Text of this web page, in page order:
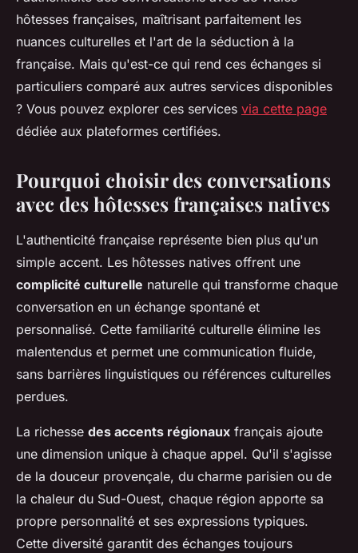
hôtesses françaises, maîtrisant parfaitement les
nuances culturelles et l'art de la séduction à la
française. Mais qu'est-ce qui rend ces échanges si
particuliers comparé aux autres services disponibles
? Vous pouvez explorer ces services via cette page
dédiée aux plateformes certifiées.
Pourquoi choisir des conversations
avec des hôtesses françaises natives
L'authenticité française représente bien plus qu'un
simple accent. Les hôtesses natives offrent une
complicité culturelle naturelle qui transforme chaque
conversation en un échange spontané et
personnalisé. Cette familiarité culturelle élimine les
malentendus et permet une communication fluide,
sans barrières linguistiques ou références culturelles
perdues.
La richesse des accents régionaux français ajoute
une dimension unique à chaque appel. Qu'il s'agisse
de la douceur provençale, du charme parisien ou de
la chaleur du Sud-Ouest, chaque région apporte sa
propre personnalité et ses expressions typiques.
Cette diversité garantit des échanges toujours